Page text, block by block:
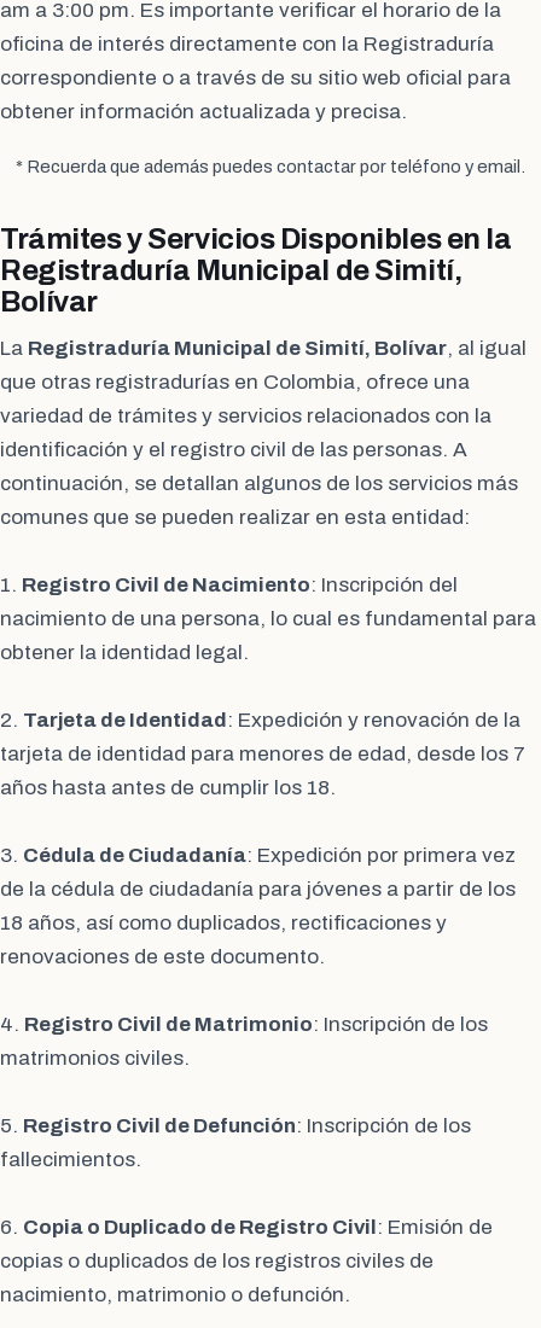
am a 3:00 pm. Es importante verificar el horario de la
oficina de interés directamente con la Registraduría
correspondiente o a través de su sitio web oficial para
obtener información actualizada y precisa.
* Recuerda que además puedes contactar por teléfono y email.
Trámites y Servicios Disponibles en la
Registraduría Municipal de Simití,
Bolívar
La Registraduría Municipal de Simití, Bolívar, al igual
que otras registradurías en Colombia, ofrece una
variedad de trámites y servicios relacionados con la
identificación y el registro civil de las personas. A
continuación, se detallan algunos de los servicios más
comunes que se pueden realizar en esta entidad:
1. Registro Civil de Nacimiento: Inscripción del
nacimiento de una persona, lo cual es fundamental para
obtener la identidad legal.
2. Tarjeta de Identidad : Expedición y renovación de la
tarjeta de identidad para menores de edad, desde los 7
años hasta antes de cumplir los 18.
3. Cédula de Ciudadanía: Expedición por primera vez
de la cédula de ciudadanía para jóvenes a partir de los
18 años, así como duplicados, rectificaciones y
renovaciones de este documento.
4. Registro Civil de Matrimonio: Inscripción de los
matrimonios civiles.
5. Registro Civil de Defunción: Inscripción de los
fallecimientos.
6. Copia o Duplicado de Registro Civil : Emisión de
copias o duplicados de los registros civiles de
nacimiento, matrimonio o defunción.